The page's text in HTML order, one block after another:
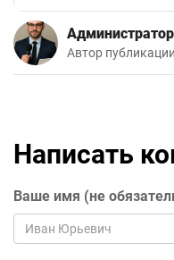
Автор публикации
Написать
Ваше имя (не